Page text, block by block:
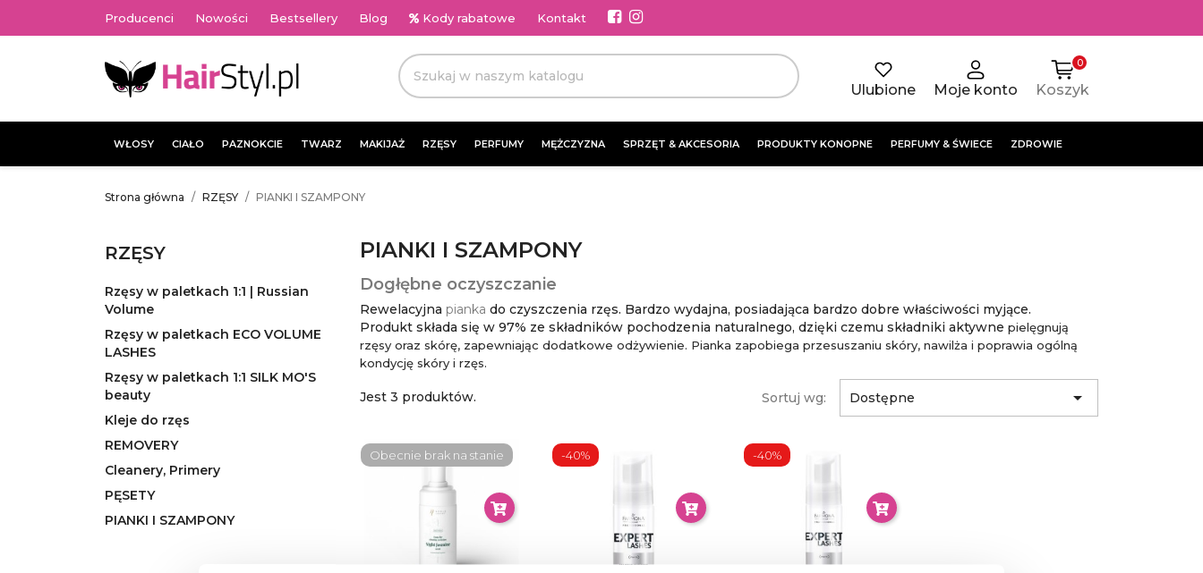
Producenci Nowości Bestsellery Blog Kody rabatowe Kontakt
Koszyk
0
Moje konto
Ulubione
WŁOSY CIAŁO PAZNOKCIE TWARZ MAKIJAŻ RZĘSY PERFUMY MĘŻCZYZNA SPRZĘT & AKCESORIA PRODUKTY KONOPNE PERFUMY & ŚWIECE ZDROWIE
Strona główna RZĘSY PIANKI I SZAMPONY
RZĘSY
Rzęsy w paletkach 1:1 | Russian
Volume
Rzęsy w paletkach ECO VOLUME
LASHES
Rzęsy w paletkach 1:1 SILK MO'S
beauty
Kleje do rzęs
REMOVERY
Cleanery, Primery
PĘSETY
PIANKI I SZAMPONY
PIANKI I SZAMPONY
Dogłębne oczyszczanie
Rewelacyjna pianka do czyszczenia rzęs. Bardzo wydajna, posiadająca bardzo dobre właściwości myjące.
Produkt składa się w 97% ze składników pochodzenia naturalnego, dzięki czemu składniki aktywne pielęgnują
rzęsy oraz skórę, zapewniając dodatkowe odżywienie. Pianka zapobiega przesuszaniu skóry, nawilża i poprawia ogólną
kondycję skóry i rzęs.
Jest 3 produktów. Sortuj wg: Dostępne 
Obecnie brak na stanie -40% -40%